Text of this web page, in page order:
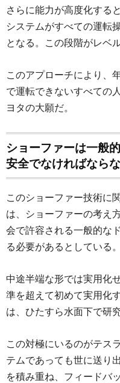
さらに能力が高度化する
システムがすべての運転
となる。この段階がレベ
このアプローチにより、
で運転できないすべての
ヨタの大願だ。
ショーファーは一般
安全でなければなら
このショーファー技術に
は、ショーファーの考え
会で許容される一般的な
る必要があるとしている
中途半端な形では実用化
準を超えて初めて実用
は、ひたすら水面下で研
この対極にいるのがテス
テムであっても世に送り
を積み重ね、フィードバ